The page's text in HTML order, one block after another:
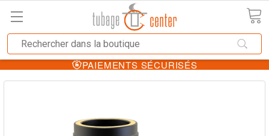
PAIEMENTS SÉCURISÉS